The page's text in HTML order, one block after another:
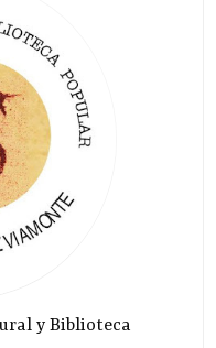
y Biblioteca